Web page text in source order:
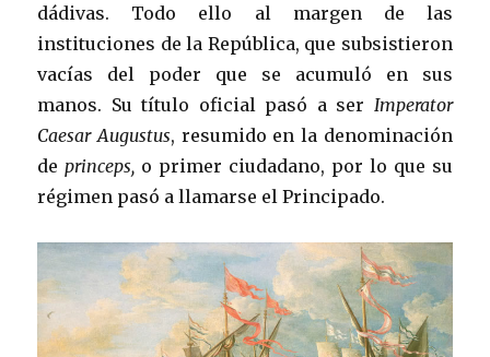
dádivas. Todo ello al margen de las
instituciones de la República, que subsistieron
vacías del poder que se acumuló en sus
manos. Su título oficial pasó a ser Imperator
Caesar Augustus, resumido en la denominación
de princeps, o primer ciudadano, por lo que su
régimen pasó a llamarse el Principado.